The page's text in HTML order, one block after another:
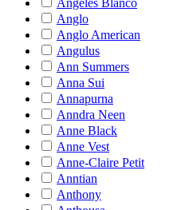
Angeles Blanco
Anglo
Anglo American
Angulus
Ann Summers
Anna Sui
Annapurna
Anndra Neen
Anne Black
Anne Vest
Anne-Claire Petit
Anntian
Anthony